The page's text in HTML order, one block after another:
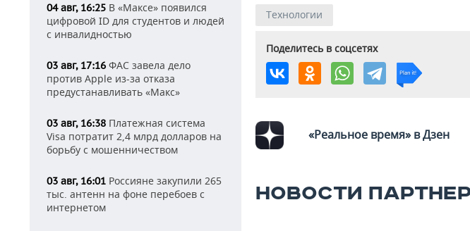
04 авг, 16:25 В «Максе» появился
цифровой ID для студентов и людей
с инвалидностью
03 авг, 17:16 ФАС завела дело
против Apple из-за отказа
предустанавливать «Макс»
03 авг, 16:38 Платежная система
Visa потратит 2,4 млрд долларов на
борьбу с мошенничеством
03 авг, 16:01 Россияне закупили 265
тыс. антенн на фоне перебоев с
интернетом
Технологии
Поделитесь в соцсетях
«Реальное время» в Дзен
НОВОСТИ